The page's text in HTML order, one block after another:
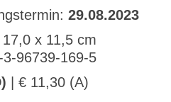
29.08.2023
x 11,5 cm
96739-169-5
| € 11,30 (A)